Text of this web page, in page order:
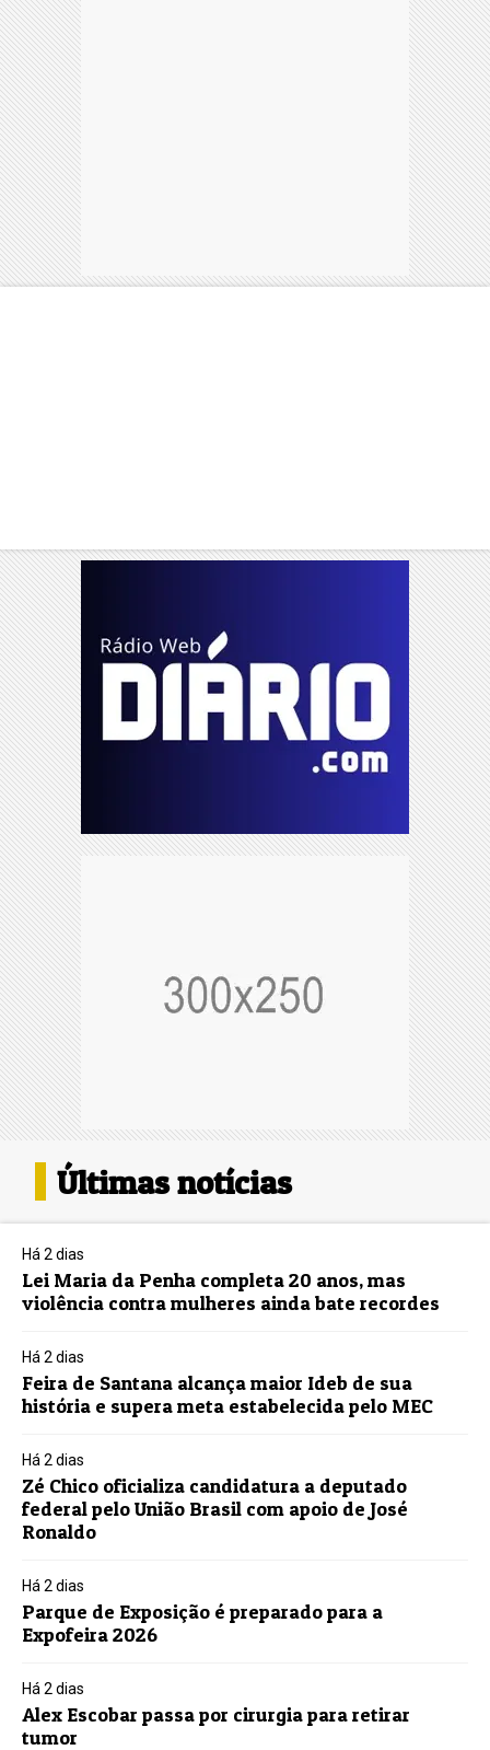
Últimas notícias
Há 2 dias
Lei Maria da Penha completa 20 anos, mas
violência contra mulheres ainda bate recordes
Há 2 dias
Feira de Santana alcança maior Ideb de sua
história e supera meta estabelecida pelo MEC
Há 2 dias
Zé Chico oficializa candidatura a deputado
federal pelo União Brasil com apoio de José
Ronaldo
Há 2 dias
Parque de Exposição é preparado para a
Expofeira 2026
Há 2 dias
Alex Escobar passa por cirurgia para retirar
tumor